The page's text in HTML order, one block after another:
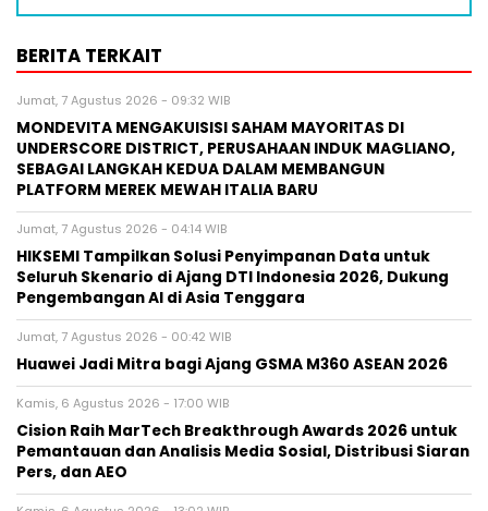
BERITA TERKAIT
Jumat, 7 Agustus 2026 - 09:32 WIB
MONDEVITA MENGAKUISISI SAHAM MAYORITAS DI
UNDERSCORE DISTRICT, PERUSAHAAN INDUK MAGLIANO,
SEBAGAI LANGKAH KEDUA DALAM MEMBANGUN
PLATFORM MEREK MEWAH ITALIA BARU
Jumat, 7 Agustus 2026 - 04:14 WIB
HIKSEMI Tampilkan Solusi Penyimpanan Data untuk
Seluruh Skenario di Ajang DTI Indonesia 2026, Dukung
Pengembangan AI di Asia Tenggara
Jumat, 7 Agustus 2026 - 00:42 WIB
Huawei Jadi Mitra bagi Ajang GSMA M360 ASEAN 2026
Kamis, 6 Agustus 2026 - 17:00 WIB
Cision Raih MarTech Breakthrough Awards 2026 untuk
Pemantauan dan Analisis Media Sosial, Distribusi Siaran
Pers, dan AEO